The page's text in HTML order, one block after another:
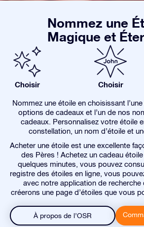
Nommez une
Magique et
Choisir Choisir
Nommez une étoile en choisissant
options de cadeaux et l’un de nos
cadeaux. Personnalisez votre étoile
constellation, un nom d’étoile et
Acheter une étoile est une excellente
des Pères ! Achetez un cadeau
quelques minutes, vous pouvez
registre des étoiles en ligne, vous
avec notre application de recherche
créerons une page d’étoiles que vous
À propos de l’OSR